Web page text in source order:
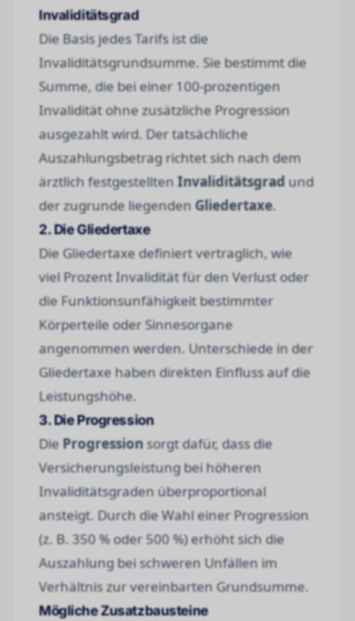
Invaliditätsgrad
Die Basis jedes Tarifs ist die
Invaliditätsgrundsumme. Sie bestimmt die
Summe, die bei einer 100-prozentigen
Invalidität ohne zusätzliche Progression
ausgezahlt wird. Der tatsächliche
Auszahlungsbetrag richtet sich nach dem
ärztlich festgestellten Invaliditätsgrad und
der zugrunde liegenden Gliedertaxe.
2. Die Gliedertaxe
Die Gliedertaxe definiert vertraglich, wie
viel Prozent Invalidität für den Verlust oder
die Funktionsunfähigkeit bestimmter
Körperteile oder Sinnesorgane
angenommen werden. Unterschiede in der
Gliedertaxe haben direkten Einfluss auf die
Leistungshöhe.
3. Die Progression
DieProgressionsorgt dafür, dass die
Versicherungsleistung bei höheren
Invaliditätsgraden überproportional
ansteigt. Durch die Wahl einer Progression
(z. B. 350 % oder 500 %) erhöht sich die
Auszahlung bei schweren Unfällen im
Verhältnis zur vereinbarten Grundsumme.
Mögliche Zusatzbausteine